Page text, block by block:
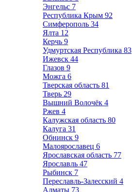
Энгельс 7
Республика Крым 92
Симферополь 34
Ялта 12
Керчь 9
Удмуртская Республика 83
Ижевск 44
Глазов 9
Можга 6
Тверская область 81
Тверь 29
Вышний Волочёк 4
Ржев 4
Калужская область 80
Калуга 31
Обнинск 9
Малоярославец 6
Ярославская область 77
Ярославль 47
Рыбинск 7
Переславль-Залесский 4
Алматы 73